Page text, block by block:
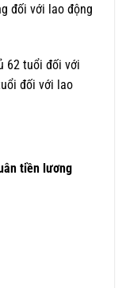
đối với lao động
62 tuổi đối với
đối với lao
tiền lương